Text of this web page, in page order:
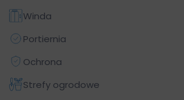
Winda
Portiernia
Ochrona
Strefy ogrodowe